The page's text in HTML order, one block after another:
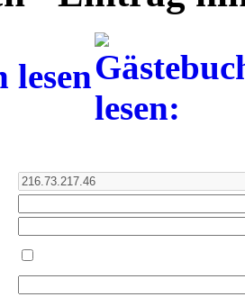
lesen